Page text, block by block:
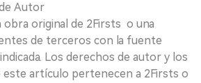
Autor
obra original de 2Firsts o una
de terceros con la fuente
Los derechos de autor y los
este artículo pertenecen a 2Firsts o